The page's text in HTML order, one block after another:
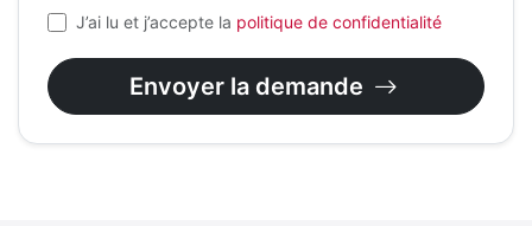
J’ai lu et j’accepte la politique de confidentialité
Envoyer la demande